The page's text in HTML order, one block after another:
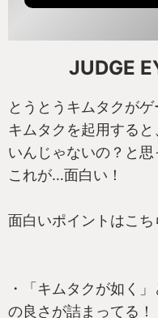
JUDGE
とうとうキムタクがゲ
キムタクを起用する
いんじゃないの？と思
これが…面白い！
面白いポイントはこち
・「キムタクが如く
の良さが詰まってる！